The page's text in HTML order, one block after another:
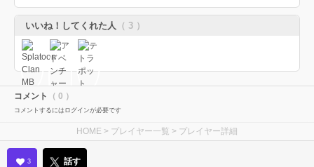
いいね！してくれた人 （ 3 ）
コメント （ 0 ）
コメントするにはログインが必要です
HOME > プレイヤー一覧 > プレイヤー詳細
3 話す